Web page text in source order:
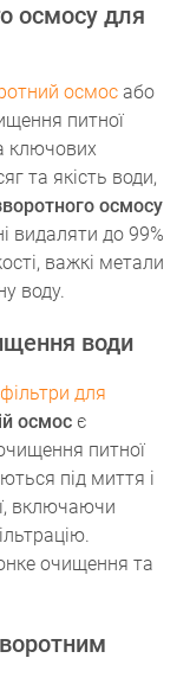
осмосу для
осмос або
питної
ключових
та якість води,
осмосу
видаляти до 99%
важкі метали
воду.
води
фільтри для
осмос є
питної
під миття і
включаючи
очищення та